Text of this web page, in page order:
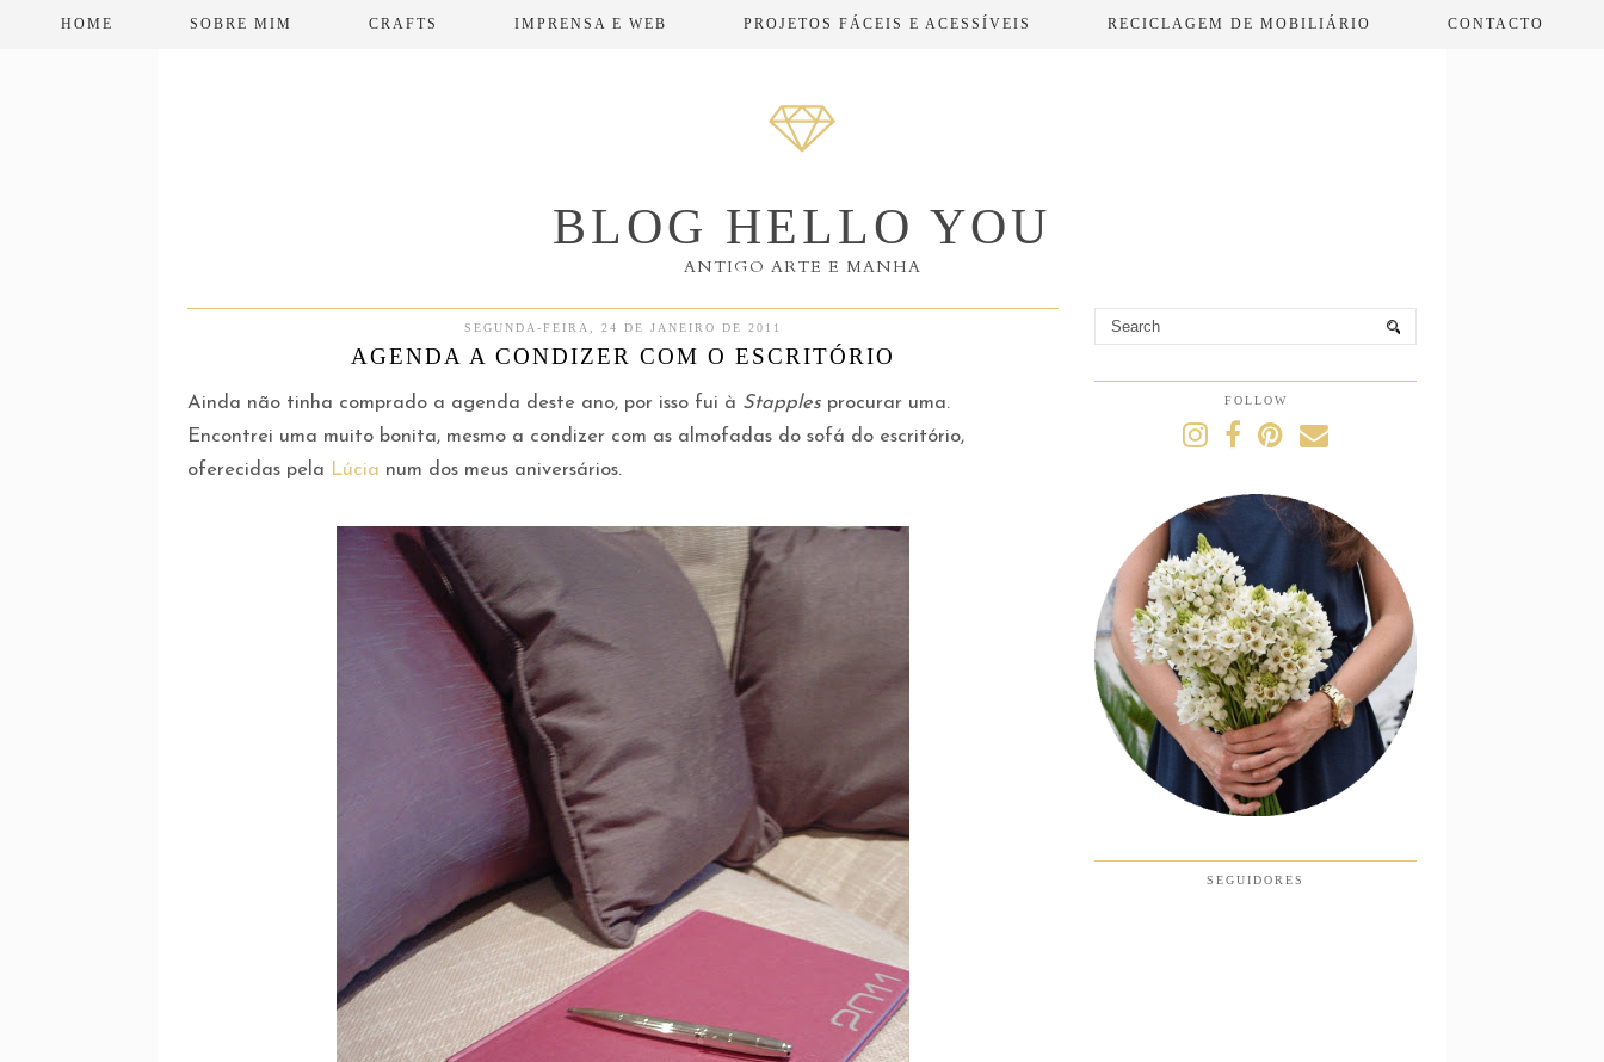
HOME SOBRE MIM CRAFTS IMPRENSA E WEB PROJETOS FÁCEIS E ACESSÍVEIS RECICLAGEM DE MOBILIÁRIO CONTACTO
BLOG HELLO YOU
ANTIGO ARTE E MANHA
SEGUNDA-FEIRA, 24 DE JANEIRO DE 2011
AGENDA A CONDIZER COM O ESCRITÓRIO
Ainda não tinha comprado a agenda deste ano, por isso fui à Stapples procurar uma.
Encontrei uma muito bonita, mesmo a condizer com as almofadas do sofá do escritório,
oferecidas pela Lúcia num dos meus aniversários.
FOLLOW
SEGUIDORES